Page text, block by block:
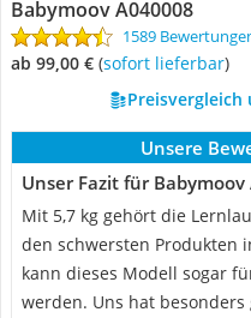
Babymoov A040008
1589
ab 99,00 € ( Sofort lieferbar)
Preisvergleich
Unsere
Unser Fazit für Babymoov
Mit 5,7 kg gehört die
den schwersten Produkten
kann dieses Modell sogar
werden. Uns hat